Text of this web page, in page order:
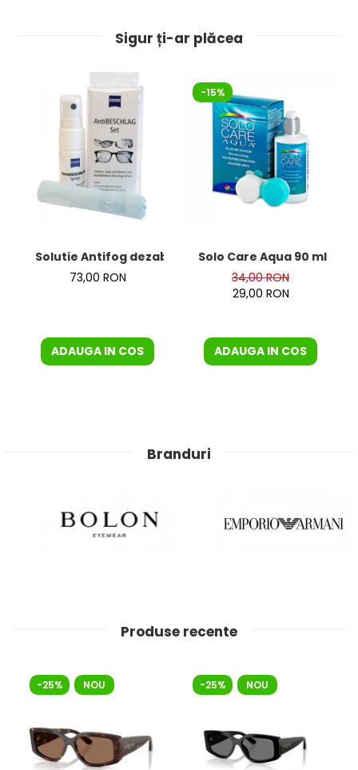
Sigur ți-ar plăcea
Solutie Antifog dezaburire + laveta de la Zeiss – KIT
73,00 RON
ADAUGA IN COS
-15%
Solo Care Aqua 90 ml
34,00 RON
29,00 RON
ADAUGA IN COS
Branduri
Produse recente
-25% NOU -25% NOU